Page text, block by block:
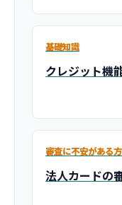
基礎知識
クレジット機
審査に不安がある
法人カードの